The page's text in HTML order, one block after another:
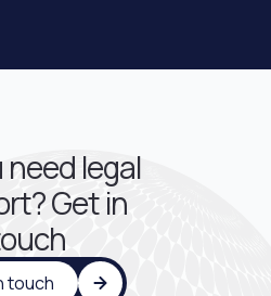
need legal
Get in
touch